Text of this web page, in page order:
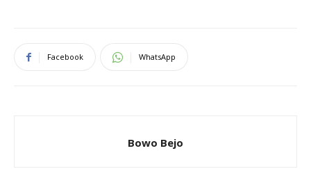
Facebook WhatsApp
Bowo Bejo